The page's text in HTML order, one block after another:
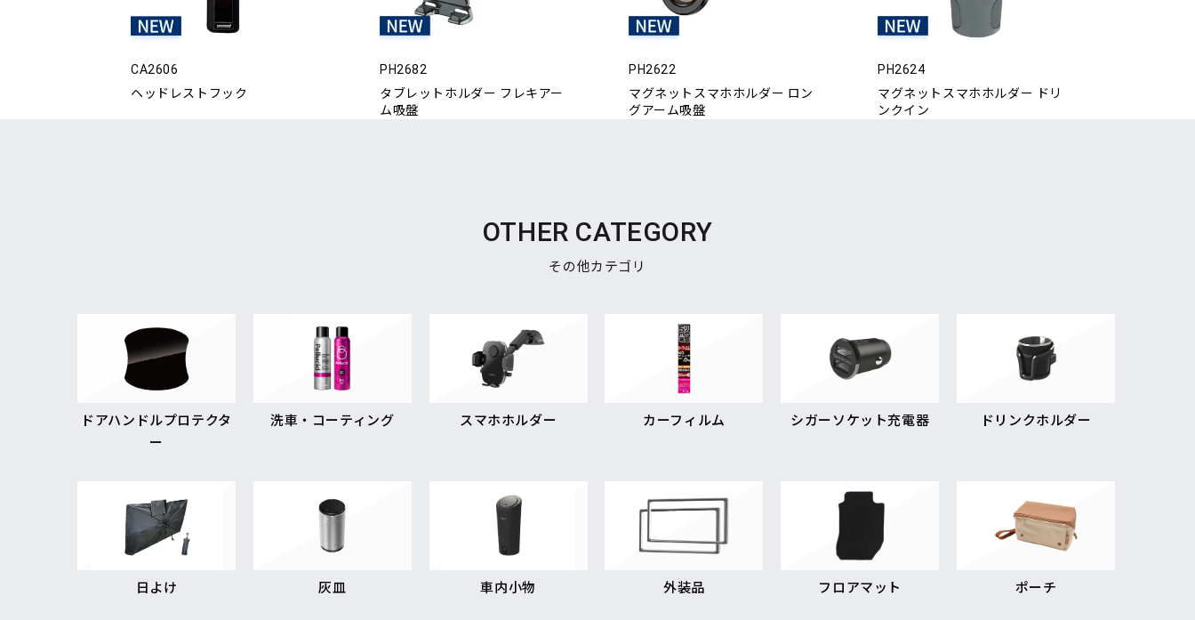
CA2606
ヘッドレストフック
PH2682
タブレットホルダー フレキアー
ム吸盤
PH2622
マグネットスマホホルダー ロン
グアーム吸盤
PH2624
マグネットスマホホルダー ドリ
ンクイン
OTHER CATEGORY
その他カテゴリ
ドアハンドルプロテクタ
ー
洗車・コーティング スマホホルダー カーフィルム シガーソケット充電器 ドリンクホルダー
日よけ 灰皿 車内小物 外装品 フロアマット ポーチ